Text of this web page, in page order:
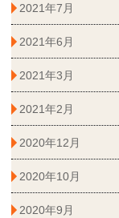
2021年7月
2021年6月
2021年3月
2021年2月
2020年12月
2020年10月
2020年9月